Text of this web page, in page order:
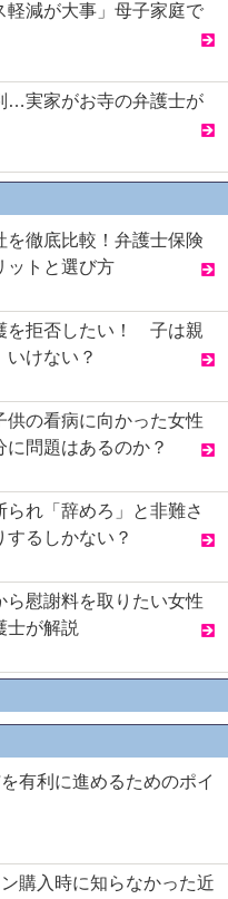
軽減が大事」母子家庭で
…実家がお寺の弁護士が
を徹底比較！弁護士保険
ットと選び方
を拒否したい！ 子は親
いけない？
供の看病に向かった女性
問題はあるのか？
れ「辞めろ」と非難さ
るしかない？
ら慰謝料を取りたい女性
士が解説
有利に進めるためのポイ
購入時に知らなかった近